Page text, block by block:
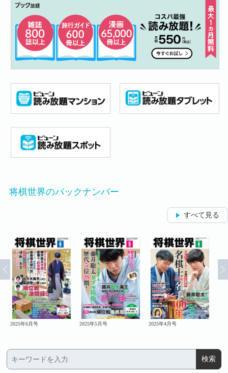
将棋世界のバックナンバー
すべて見る
2025年6月号 2025年5月号 2025年4月号